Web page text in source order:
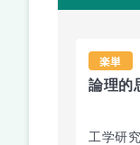
楽単
論理的
工学研